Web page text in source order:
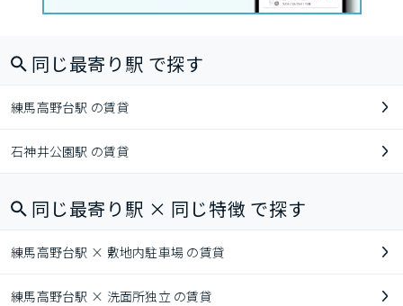
同じ最寄り駅 で探す
練馬高野台駅 の賃貸
石神井公園駅 の賃貸
同じ最寄り駅 × 同じ特徴 で探す
練馬高野台駅 × 敷地内駐車場 の賃貸
練馬高野台駅 × 洗面所独立 の賃貸